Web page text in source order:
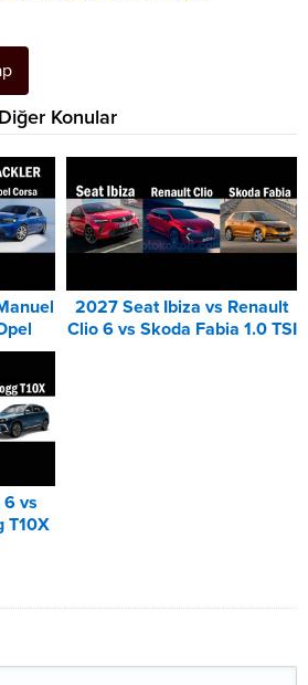
Konular
2027 Seat Ibiza vs Renault
Clio 6 vs Skoda Fabia 1.0 TSI
vs
T10X